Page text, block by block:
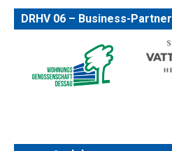
DRHV 06 – Business-Partner